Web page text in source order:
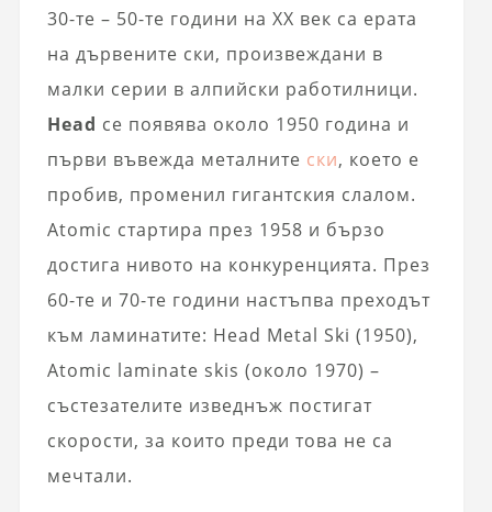
30-те – 50-те години на XX век са ерата
на дървените ски, произвеждани в
малки серии в алпийски работилници.
Head се появява около 1950 година и
първи въвежда металните ски, което е
пробив, променил гигантския слалом.
Atomic стартира през 1958 и бързо
достига нивото на конкуренцията. През
60-те и 70-те години настъпва преходът
към ламинатите: Head Metal Ski (1950),
Atomic laminate skis (около 1970) –
състезателите изведнъж постигат
скорости, за които преди това не са
мечтали.